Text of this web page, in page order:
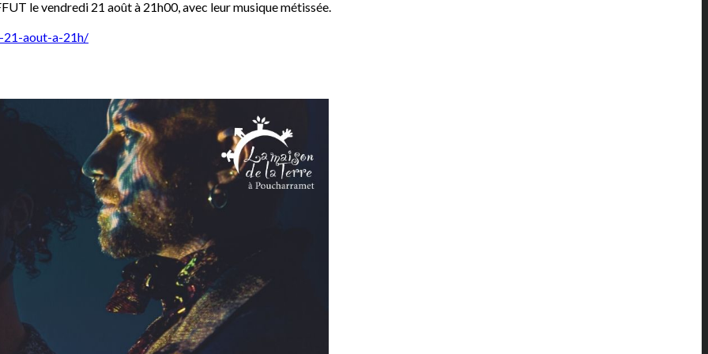
le vendredi 21 août à 21h00, avec leur musique métissée.
aout-a-21h/